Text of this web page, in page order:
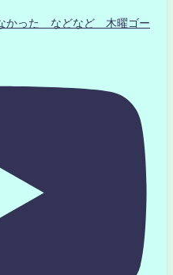
かった などなど 木曜ゴー